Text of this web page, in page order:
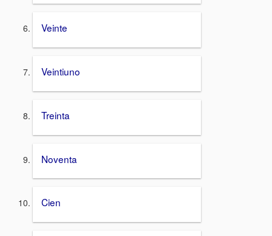
Veinte
Veintiuno
Treinta
Noventa
Cien